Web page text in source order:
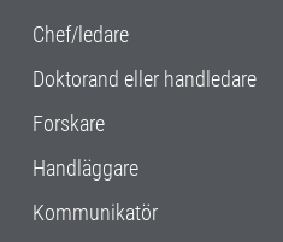
Chef/ledare
Doktorand eller handledare
Forskare
Handläggare
Kommunikatör